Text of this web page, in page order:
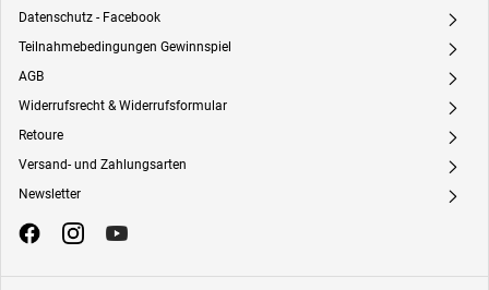
Datenschutz - Facebook A
Teilnahmebedingungen Gewinnspiel A
AGB A
Widerrufsrecht & Widerrufsformular A
Retoure A
Versand- und Zahlungsarten A
Newsletter A